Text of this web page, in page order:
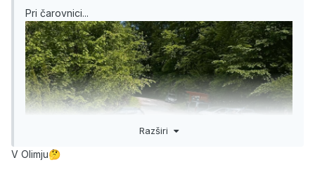
Pri čarovnici...
Razširi
V Olimju🤔